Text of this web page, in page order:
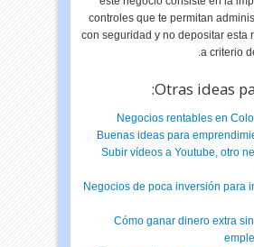
controles que te permitan
con seguridad y no depositar esta
a criterio
Otras ideas
Subir vídeos a Youtube, otro
10 Negocios de poca inversión para
Cómo ganar dinero extra